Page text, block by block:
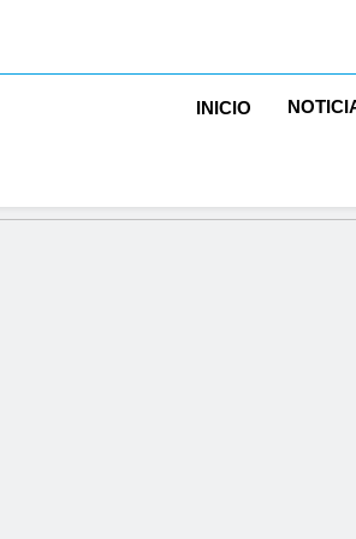
INICIO